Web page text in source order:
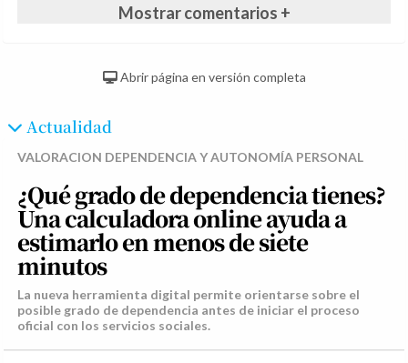
Mostrar comentarios +
Abrir página en versión completa
Actualidad
VALORACION DEPENDENCIA Y AUTONOMÍA PERSONAL
¿Qué grado de dependencia tienes?
Una calculadora online ayuda a
estimarlo en menos de siete
minutos
La nueva herramienta digital permite orientarse sobre el
posible grado de dependencia antes de iniciar el proceso
oficial con los servicios sociales.